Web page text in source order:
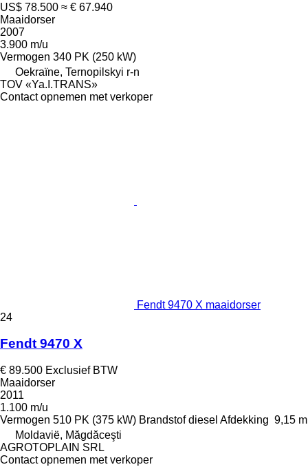
US$ 78.500 ≈ € 67.940
Maaidorser
2007
3.900 m/u
Vermogen 340 PK (250 kW)
Oekraïne, Ternopilskyi r-n
TOV «Ya.I.TRANS»
Contact opnemen met verkoper
Fendt 9470 X maaidorser
24
Fendt 9470 X
€ 89.500 Exclusief BTW
Maaidorser
2011
1.100 m/u
Vermogen 510 PK (375 kW) Brandstof diesel Afdekking 9,15 m
Moldavië, Măgdăceşti
AGROTOPLAIN SRL
Contact opnemen met verkoper